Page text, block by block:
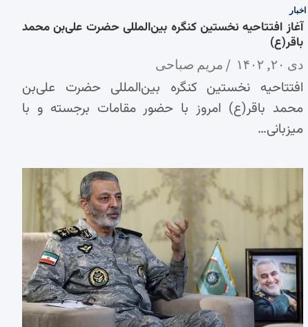
اخبار
آغاز افتتاحیه نخستین کنگره بین‌المللی حضرت علی‌بن محمد
باقر(ع)
دی ۲۰, ۱۴۰۲ مریم صباحی
افتتاحیه نخستین کنگره بین‌المللی حضرت علی‌بن
محمد باقر(ع) امروز با حضور مقامات برجسته و با
میزبانی…